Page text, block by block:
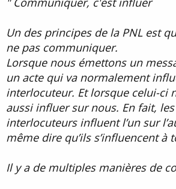
Un des principes de la PNL est
ne pas communiquer.
Lorsque nous émettons un
un acte qui va normalement
interlocuteur. Et lorsque celui-ci
aussi influer sur nous. En fait,
interlocuteurs influent l’un sur
même dire qu’ils s’influencent à
Il y a de multiples manières de